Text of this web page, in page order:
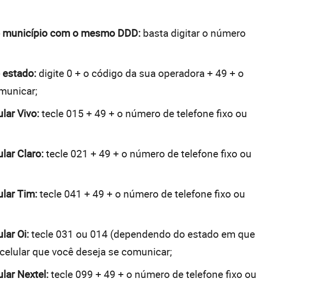
com o mesmo DDD: basta digitar o número
estado: digite 0 + o código da sua operadora + 49 + o
Vivo:tecle 015 + 49 + o número de telefone fixo ou
Claro:tecle 021 + 49 + o número de telefone fixo ou
Tim:tecle 041 + 49 + o número de telefone fixo ou
Oi:tecle 031 ou 014 (dependendo do estado em que
que você deseja se comunicar;
Nextel:tecle 099 + 49 + o número de telefone fixo ou